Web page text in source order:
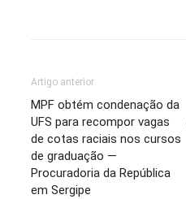
Artigo anterior
MPF obtém condenação da
UFS para recompor vagas
de cotas raciais nos cursos
de graduação —
Procuradoria da República
em Sergipe